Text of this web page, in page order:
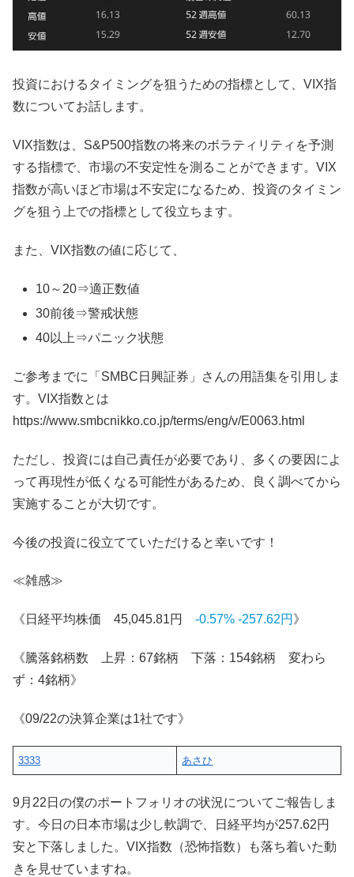
投資におけるタイミングを狙うための指標として、VIX指
数についてお話します。
VIX指数は、S&P500指数の将来のボラティリティを予測
する指標で、市場の不安定性を測ることができます。VIX
指数が高いほど市場は不安定になるため、投資のタイミン
グを狙う上での指標として役立ちます。
また、VIX指数の値に応じて、
10～20⇒適正数値
30前後⇒警戒状態
40以上⇒パニック状態
ご参考までに「SMBC日興証券」さんの用語集を引用しま
す。VIX指数とは
https://www.smbcnikko.co.jp/terms/eng/v/E0063.html
ただし、投資には自己責任が必要であり、多くの要因によ
って再現性が低くなる可能性があるため、良く調べてから
実施することが大切です。
今後の投資に役立てていただけると幸いです！
≪雑感≫
《日経平均株価 45,045.81円 -0.57% -257.62円 》
《騰落銘柄数 上昇：67銘柄 下落：154銘柄 変わら
ず：4銘柄》
《09/22の決算企業は1社です》
3333 あさひ
9月22日の僕のポートフォリオの状況についてご報告しま
す。今日の日本市場は少し軟調で、日経平均が257.62円
安と下落しました。VIX指数（恐怖指数）も落ち着いた動
きを見せていますね。